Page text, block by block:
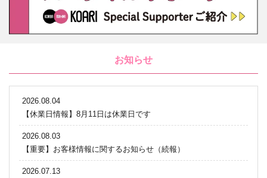
お知らせ
2026.08.04
【休業日情報】8月11日は休業日です
2026.08.03
【重要】お客様情報に関するお知らせ（続報）
2026.07.13